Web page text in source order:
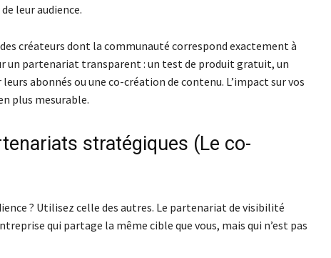
leur audience.
créateurs dont la communauté correspond exactement à
un partenariat transparent : un test de produit gratuit, un
abonnés ou une co-création de contenu. L’impact sur vos
plus mesurable.
stratégiques (Le co-
? Utilisez celle des autres. Le partenariat de visibilité
qui partage la même cible que vous, mais qui n’est pas